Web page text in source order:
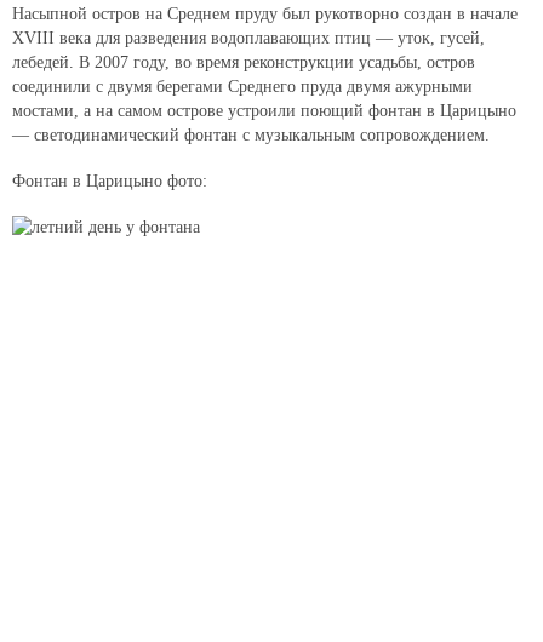
Насыпной остров на Среднем пруду был рукотворно создан в начале
XVIII века для разведения водоплавающих птиц — уток, гусей,
лебедей. В 2007 году, во время реконструкции усадьбы, остров
соединили с двумя берегами Среднего пруда двумя ажурными
мостами, а на самом острове устроили поющий фонтан в Царицыно
— светодинамический фонтан с музыкальным сопровождением.
Фонтан в Царицыно фото: